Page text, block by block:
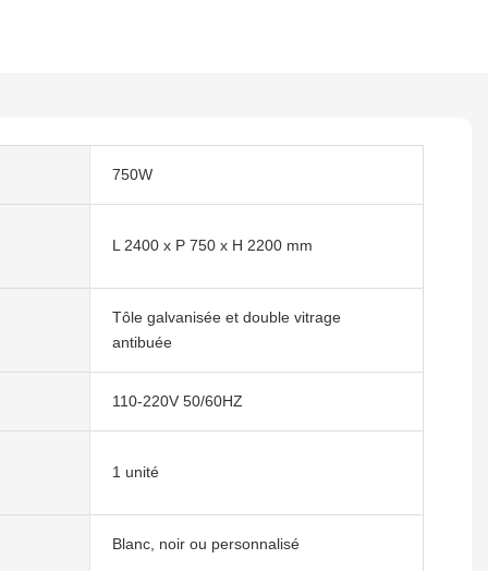
750W
L 2400 x P 750 x H 2200 mm
Tôle galvanisée et double vitrage
antibuée
110-220V 50/60HZ
1 unité
Blanc, noir ou personnalisé